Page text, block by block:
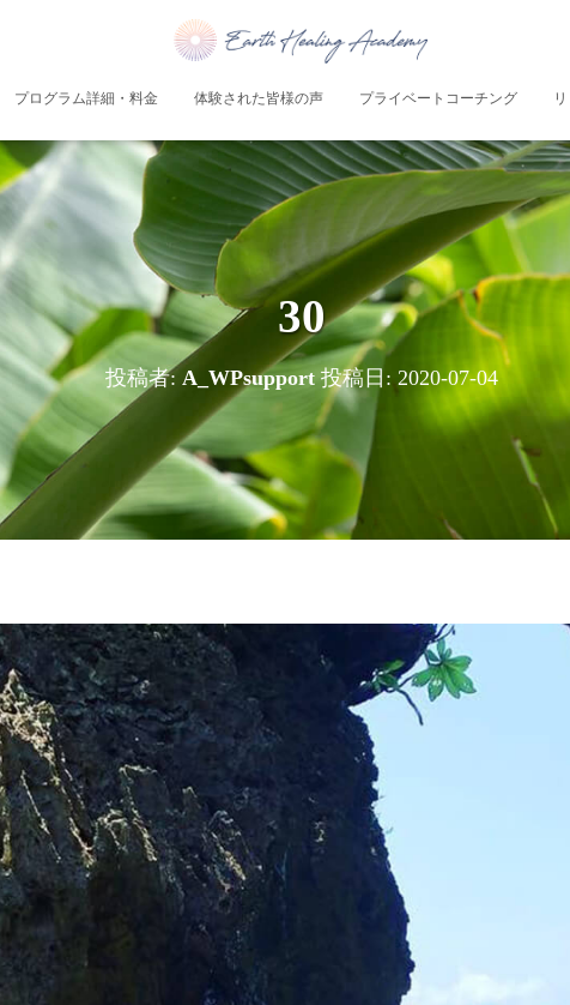
プログラム詳細・料金 体験された皆様の声 プライベートコーチング
30
投稿者: A_WPsupport 投稿日: 2020-07-04